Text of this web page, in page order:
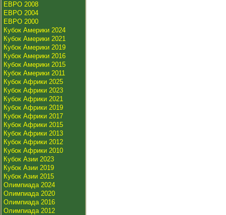
ЕВРО 2008
ЕВРО 2004
ЕВРО 2000
Кубок Америки 2024
Кубок Америки 2021
Кубок Америки 2019
Кубок Америки 2016
Кубок Америки 2015
Кубок Америки 2011
Кубок Африки 2025
Кубок Африки 2023
Кубок Африки 2021
Кубок Африки 2019
Кубок Африки 2017
Кубок Африки 2015
Кубок Африки 2013
Кубок Африки 2012
Кубок Африки 2010
Кубок Азии 2023
Кубок Азии 2019
Кубок Азии 2015
Олимпиада 2024
Олимпиада 2020
Олимпиада 2016
Олимпиада 2012